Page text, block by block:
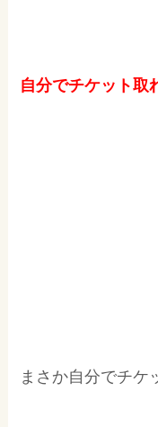
自分でチケッ
まさか自分でチケ